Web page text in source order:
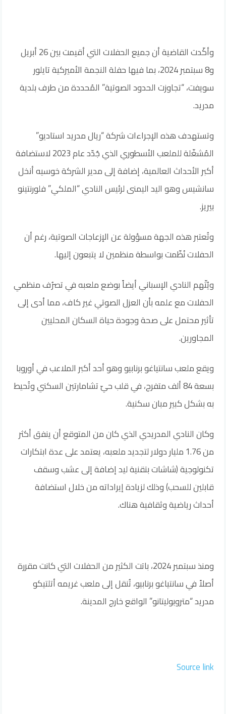
وأكّدت القاضية أن جميع الحفلات التي أقيمت بين 26 أبريل
و8 سبتمبر 2024، بما فيها حفلة النجمة الأميركية تايلور
سويفت، “تجاوزت الحدود الصوتية” المُحددة من طرف بلدية
مدريد.
وتستهدف هذه الإجراءات شركة “ريال مدريد استاديو”
المُشغّلة للملعب الأسطوري الذي جُدّد عام 2023 لاستضافة
أكبر الأحداث العالمية، إضافة إلى مدير الشركة خوسيه أنخل
سانشيس وهو اليد اليمنى لرئيس النادي “الملكي” فلورنتينو
بيريز.
وتُعتبر هذه الجهة مسؤولة عن الإزعاجات الصوتية، رغم أن
الحفلات نُظّمت بواسطة منظمين لا يتبعون إليها.
ويُتّهم النادي الإسباني أيضاً بوضع ملعبه في تصرُف منظمي
الحفلات مع علمه بأن العزل الصوتي غير كاف، مما أدى إلى
تأثير محتمل على صحة وجودة حياة السكان المحليين
المجاورين.
ويقع ملعب سانتياغو برنابيو وهو أحد أكبر الملاعب في أوروبا
بسعة 84 ألف متفرج، في قلب حيّ تشامارتين السكني وتُحيط
به بشكل كبير مبان سكنية.
وكان النادي المدريدي الذي كان من المتوقع أن ينفق أكثر
من 1.76 مليار دولار لتجديد ملعبه، يعتمد على عدة ابتكارات
تكنولوجية (شاشات بتقنية ليد إضافة إلى عشب وسقف
قابلين للسحب) وذلك لزيادة إيراداته من خلال استضافة
أحداث رياضية وثقافية هناك.
ومنذ سبتمبر 2024، باتت الكثير من الحفلات التي كانت مقررة
أصلاً في سانتياغو برنابيو، تُنقل إلى ملعب غريمه أتلتيكو
مدريد “متروبوليتانو” الواقع خارج المدينة.
Source link